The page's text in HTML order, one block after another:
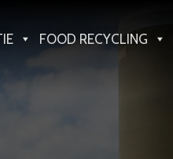
FOOD RECYCLING